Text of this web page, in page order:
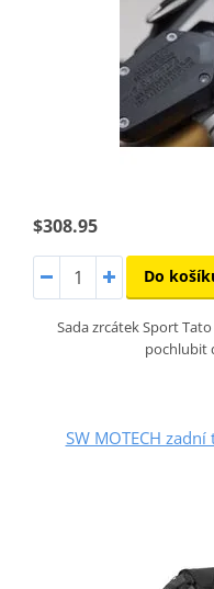
$308.95
Do
Sada zrcátek Sport
pochlubit
SW MOTECH